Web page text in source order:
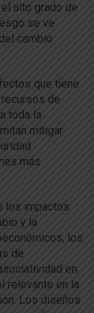
alto grado de
se ve
cambio
que tiene
de
toda la
mitigar
más
los impactos
y la
los
de
en
relevante en la
Los diseños